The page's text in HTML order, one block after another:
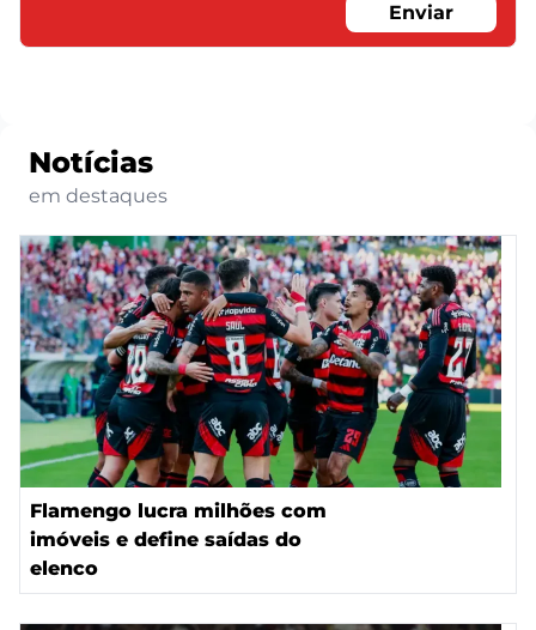
Enviar
Notícias
em destaques
Flamengo lucra milhões com
imóveis e define saídas do
elenco